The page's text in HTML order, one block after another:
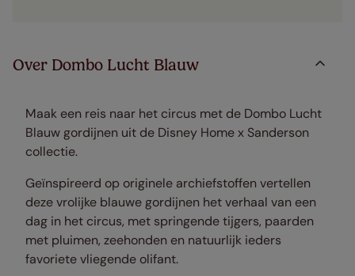
Over Dombo Lucht Blauw
Maak een reis naar het circus met de Dombo Lucht
Blauw gordijnen uit de Disney Home x Sanderson
collectie.
Geïnspireerd op originele archiefstoffen vertellen
deze vrolijke blauwe gordijnen het verhaal van een
dag in het circus, met springende tijgers, paarden
met pluimen, zeehonden en natuurlijk ieders
favoriete vliegende olifant.